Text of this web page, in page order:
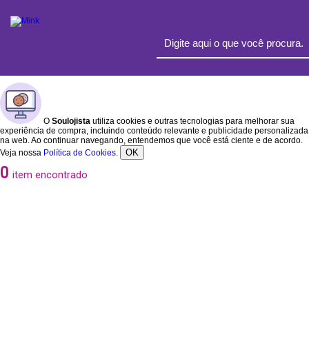
O Soulojista utiliza cookies e outras tecnologias para melhorar sua
experiência de compra, incluindo conteúdo relevante e publicidade personalizada
na web. Ao continuar navegando, entendemos que você está ciente e de acordo.
Veja nossa Política de Cookies. OK
0 item encontrado